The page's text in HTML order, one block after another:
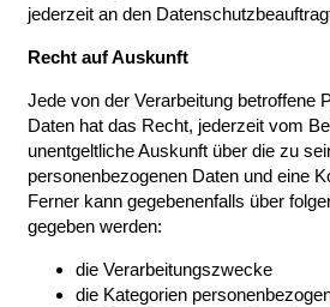
jederzeit an den
Recht auf Auskunft
Jede von der Verarbeitung betroffene
Daten hat das Recht, jederzeit vom
unentgeltliche Auskunft über die zu
personenbezogenen Daten und eine
Ferner kann gegebenenfalls über
gegeben werden:
die Verarbeitungszwecke
die Kategorien